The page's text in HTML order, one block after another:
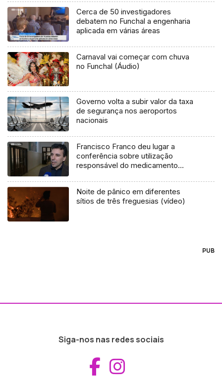
Cerca de 50 investigadores
debatem no Funchal a engenharia
aplicada em várias áreas
Carnaval vai começar com chuva
no Funchal (Áudio)
Governo volta a subir valor da taxa
de segurança nos aeroportos
nacionais
Francisco Franco deu lugar a
conferência sobre utilização
responsável do medicamento
Noite de pânico em diferentes
sítios de três freguesias (vídeo)
PUB
Siga-nos nas redes sociais
Aceder ao